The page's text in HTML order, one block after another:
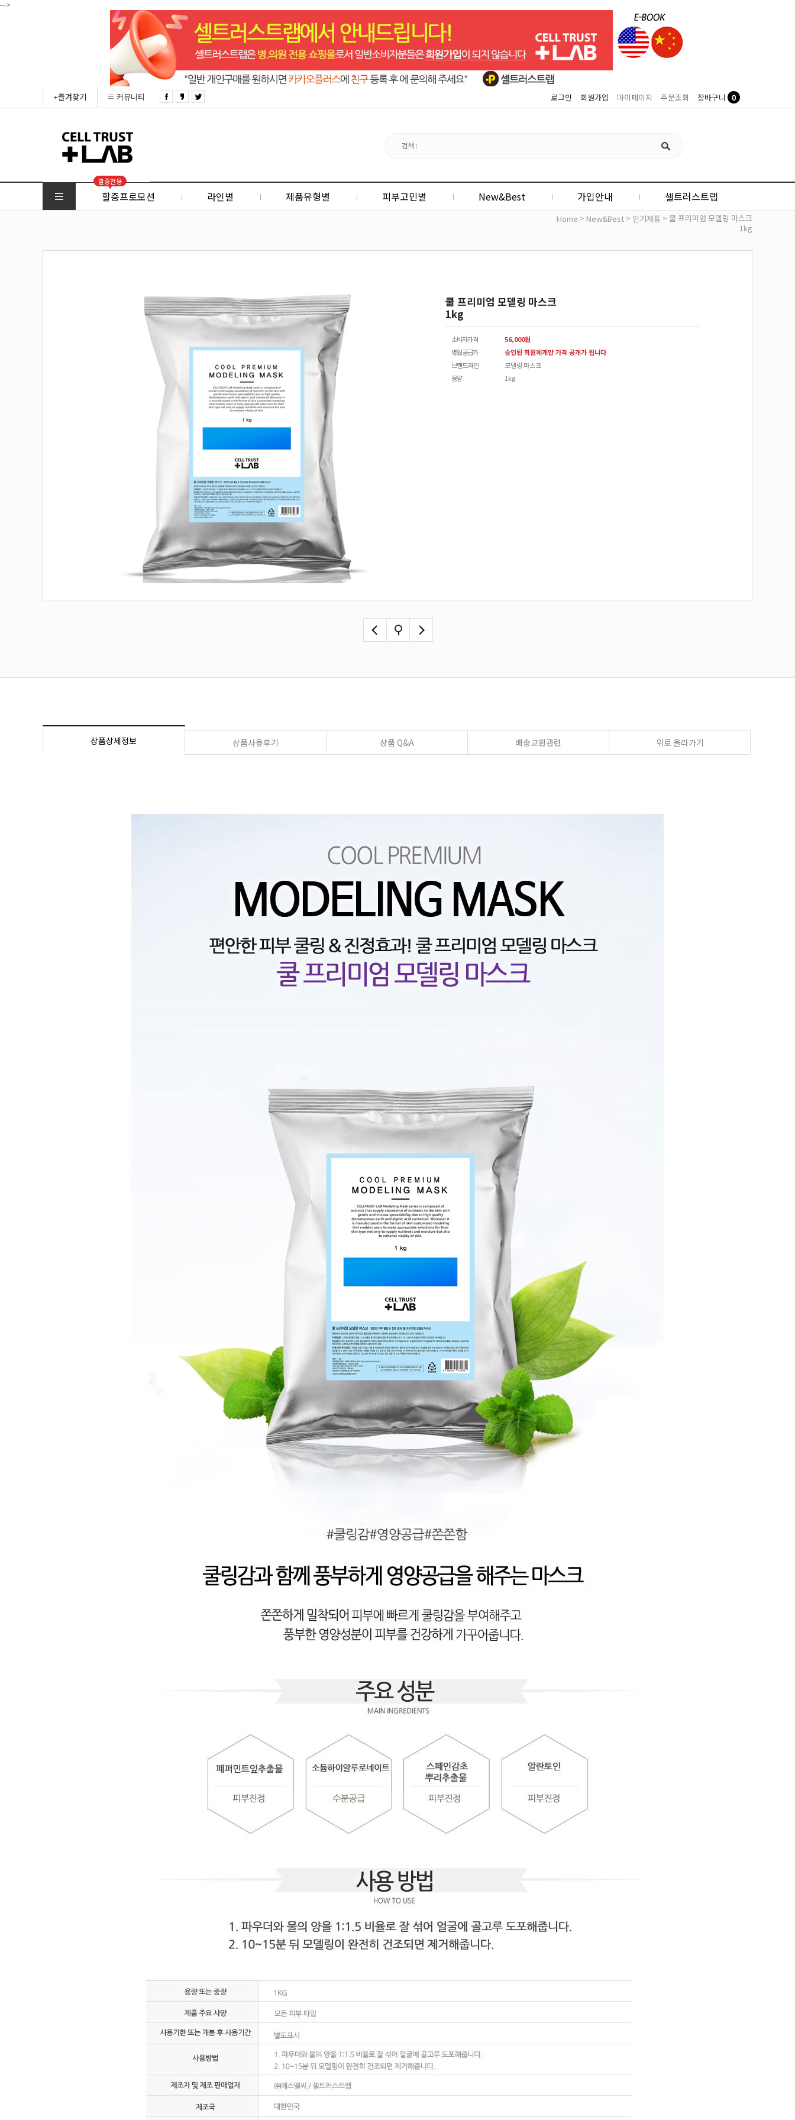
-->
+즐겨찾기 커뮤니티 로그인 회원가입 마이페이지 주문조회 장바구니 0
할증전용
할증프로모션 라인별 제품유형별 피부고민별 New&Best 가입안내 셀트러스트랩
Home > New&Best > 인기제품 > 쿨 프리미엄 모델링 마스크
1kg
쿨 프리미엄 모델링 마스크
1kg
소비자가격
56,000원
병원공급가
승인된 회원에게만 가격 공개가 됩니다
브랜드 라인
모델링 마스크
용량
1kg
상품상세정보 상품사용후기 상품 Q&A 배송교환관련 위로 올라가기